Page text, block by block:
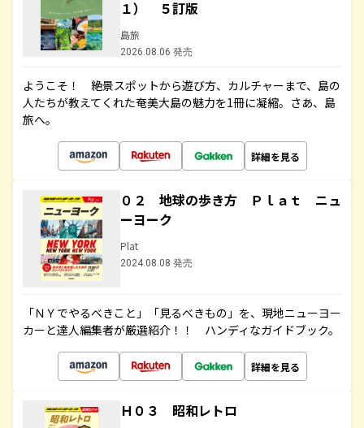
１） ５訂版
島旅
2026.08.06 発売
ようこそ！ 絶景スポットから遊び方、カルチャーまで、島の
人たちが教えてくれた奄美大島の魅力を1冊に凝縮。さあ、島
旅へ。
詳細を見る
０２ 地球の歩き方 Ｐｌａｔ ニュ
ーヨーク
Plat
2024.08.08 発売
「ＮＹでやるべきこと」「見るべきもの」を、現地ニューヨー
カーと達人編集者が厳選紹介！！ ハンディなガイドブック。
詳細を見る
Ｈ０３ 昭和レトロ